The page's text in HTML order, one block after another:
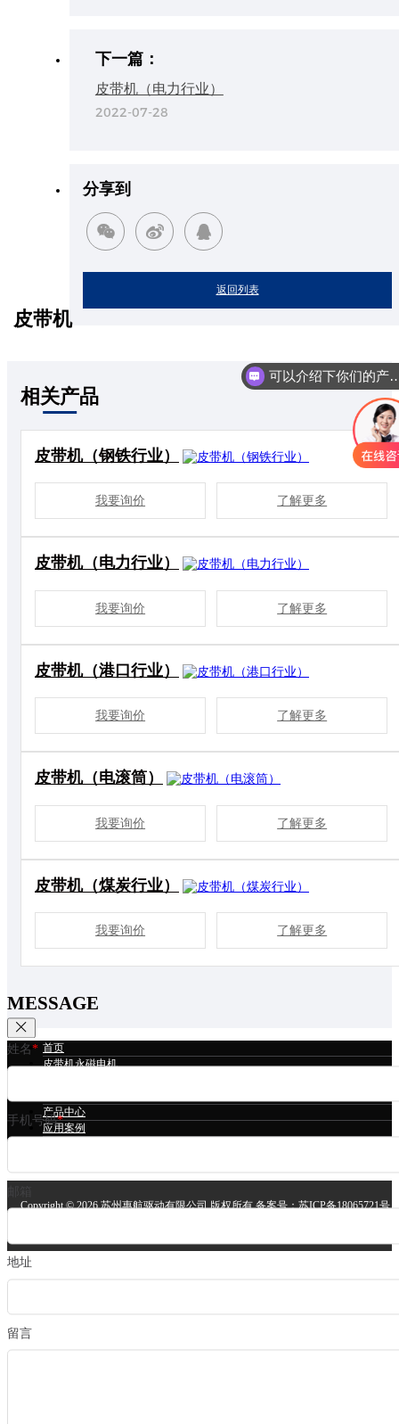
皮带机
下一篇：
皮带机（电力行业）
2022-07-28
分享到
返回列表
相关产品
皮带机（钢铁行业）
我要询价 了解更多
皮带机（电力行业）
我要询价 了解更多
皮带机（港口行业）
我要询价 了解更多
皮带机（电滚筒）
我要询价 了解更多
皮带机（煤炭行业）
我要询价 了解更多
首页
皮带机永磁电机
产品中心
应用案例
Copyright ©2026 苏州惠航驱动有限公司 版权所有 备案号：苏ICP备18065721号
MESSAGE
姓名*
手机号码*
邮箱
地址
留言
可以介绍下你